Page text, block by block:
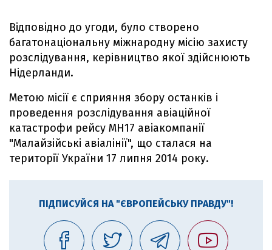
Відповідно до угоди, було створено
багатонаціональну міжнародну місію захисту
розслідування, керівництво якої здійснюють
Нідерланди.
Метою місії є сприяння збору останків і
проведення розслідування авіаційної
катастрофи рейсу MH17 авіакомпанії
"Малайзійські авіалінії", що сталася на
території України 17 липня 2014 року.
ПІДПИСУЙСЯ НА "ЄВРОПЕЙСЬКУ ПРАВДУ"!